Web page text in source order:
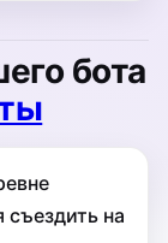
бота
на